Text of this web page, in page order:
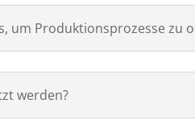
um Produktionsprozesse zu
werden?